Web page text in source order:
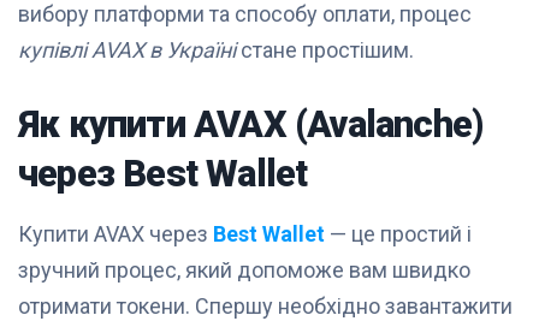
вибору платформи та способу оплати, процес
купівлі AVAX в Україністане простішим.
Як купити AVAX (Avalanche)
через Best Wallet
Купити AVAX через Best Wallet — це простий і
зручний процес, який допоможе вам швидко
отримати токени. Спершу необхідно завантажити